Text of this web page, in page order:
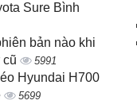
Sure Bình
bản nào khi
cũ
5991
Hyundai H700
5699